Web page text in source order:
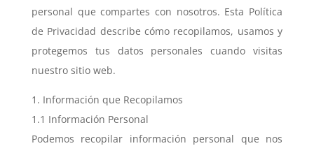
personal que compartes con nosotros. Esta Política
de Privacidad describe cómo recopilamos, usamos y
protegemos tus datos personales cuando visitas
nuestro sitio web.
1. Información que Recopilamos
1.1 Información Personal
Podemos recopilar información personal que nos